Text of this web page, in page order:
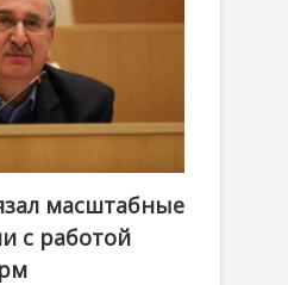
масштабные
с работой